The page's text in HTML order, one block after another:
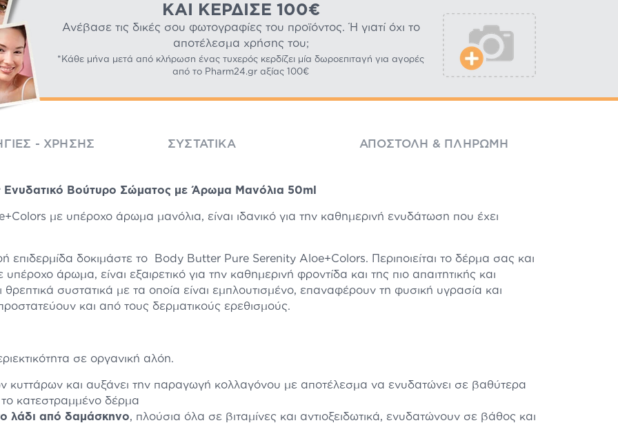
ΚΑΙ ΚΈΡΔΙΣΕ 100€
Ανέβασε τις δικές σου φωτογραφίες του προϊόντος. Ή γιατί όχι το
αποτέλεσμα χρήσης του;
*Κάθε μήνα μετά από κλήρωση ένας τυχερός κερδίζει μία δωροεπιταγή για αγορές
από το Pharm24.gr αξίας 100€
- ΧΡΉΣΗΣ ΣΥΣΤΑΤΙΚΆ ΑΠΟΣΤΟΛΉ & ΠΛΗΡΩΜΉ
Βούτυρο Σώματος με Άρωμα Μανόλια 50ml
με υπέροχο άρωμα μανόλια, είναι ιδανικό για την καθημερινή ενυδάτωση που έχει
επιδερμίδα δοκιμάστε το Body Butter Pure Serenity Aloe+Colors. Περιποιείται το δέρμα σας και
άρωμα, είναι εξαιρετικό για την καθημερινή φροντίδα και της πιο απαιτητικής και
θρεπτικά συστατικά με τα οποία είναι εμπλουτισμένο, επαναφέρουν τη φυσική υγρασία και
και από τους δερματικούς ερεθισμούς.
σε οργανική αλόη.
κυττάρων και αυξάνει την παραγωγή κολλαγόνου με αποτέλεσμα να ενυδατώνει σε βαθύτερα
το κατεστραμμένο δέρμα
λάδι από δαμάσκηνο, πλούσια όλα σε βιταμίνες και αντιοξειδωτικά, ενυδατώνουν σε βάθος και